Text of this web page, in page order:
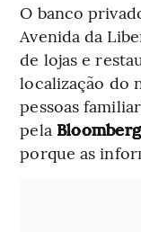
O banco
Avenida da
de lojas e
localização do
pessoas
pela
porque as